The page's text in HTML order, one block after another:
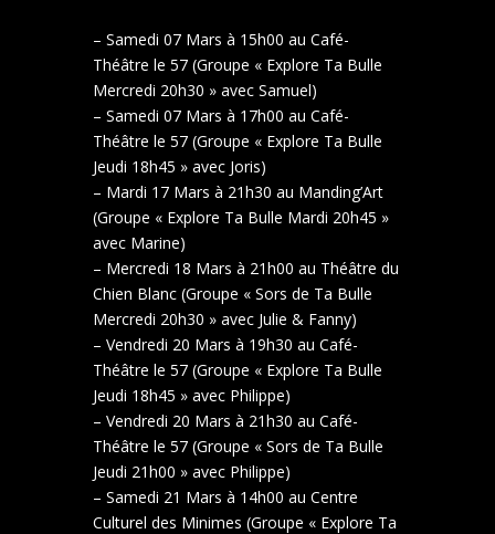
– Samedi 07 Mars à 15h00 au Café-
Théâtre le 57 (Groupe « Explore Ta Bulle
Mercredi 20h30 » avec Samuel)
– Samedi 07 Mars à 17h00 au Café-
Théâtre le 57 (Groupe « Explore Ta Bulle
Jeudi 18h45 » avec Joris)
– Mardi 17 Mars à 21h30 au Manding’Art
(Groupe « Explore Ta Bulle Mardi 20h45 »
avec Marine)
– Mercredi 18 Mars à 21h00 au Théâtre du
Chien Blanc (Groupe « Sors de Ta Bulle
Mercredi 20h30 » avec Julie & Fanny)
– Vendredi 20 Mars à 19h30 au Café-
Théâtre le 57 (Groupe « Explore Ta Bulle
Jeudi 18h45 » avec Philippe)
– Vendredi 20 Mars à 21h30 au Café-
Théâtre le 57 (Groupe « Sors de Ta Bulle
Jeudi 21h00 » avec Philippe)
– Samedi 21 Mars à 14h00 au Centre
Culturel des Minimes (Groupe « Explore Ta